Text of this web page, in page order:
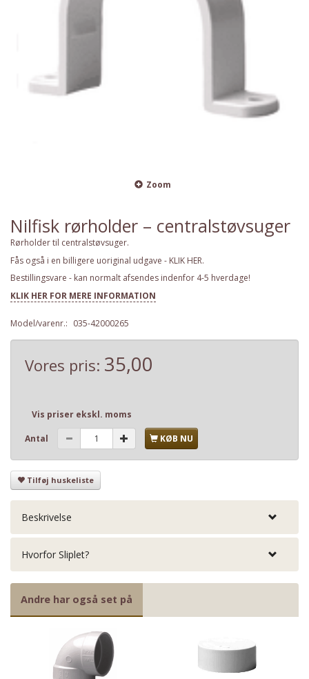
Zoom
Nilfisk rørholder – centralstøvsuger
Rørholder til centralstøvsuger.
Fås også i en billigere uoriginal udgave - KLIK HER.
Bestillingsvare - kan normalt afsendes indenfor 4-5 hverdage!
KLIK HER FOR MERE INFORMATION
Model/varenr.: 035-42000265
Vores pris: 35,00
Vis priser ekskl. moms
Antal KØB NU
Tilføj huskeliste
Beskrivelse
Hvorfor Sliplet?
Andre har også set på